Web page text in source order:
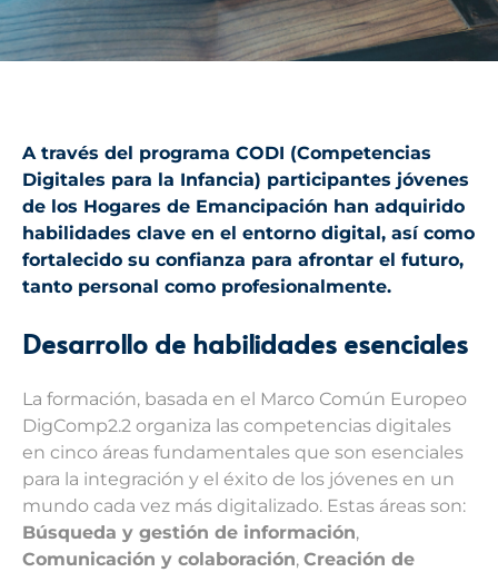
A través del programa CODI (Competencias
Digitales para la Infancia) participantes jóvenes
de los Hogares de Emancipación han adquirido
habilidades clave en el entorno digital, así como
fortalecido su confianza para afrontar el futuro,
tanto personal como profesionalmente.
Desarrollo de habilidades esenciales
La formación, basada en el Marco Común Europeo
DigComp2.2 organiza las competencias digitales
en cinco áreas fundamentales que son esenciales
para la integración y el éxito de los jóvenes en un
mundo cada vez más digitalizado. Estas áreas son:
Búsqueda y gestión de información,
Comunicación y colaboración, Creación de